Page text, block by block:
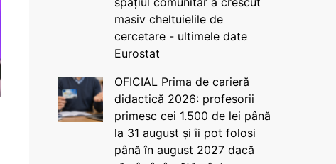
masiv cheltuielile de
cercetare - ultimele date
Eurostat
OFICIAL Prima de carieră
didactică 2026: profesorii
primesc cei 1.500 de lei până
la 31 august și îi pot folosi
până în august 2027 dacă